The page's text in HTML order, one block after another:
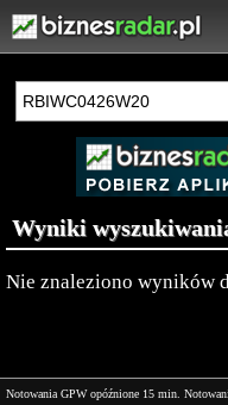
Wyniki
Nie znaleziono wyników
Notowania GPW opóźnione 15 min.